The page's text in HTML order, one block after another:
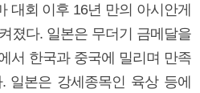
대회 이후 16년 만의 아시안게
졌다. 일본은 무더기 금메달을
서 한국과 중국에 밀리며 만족
일본은 강세종목인 육상 등에